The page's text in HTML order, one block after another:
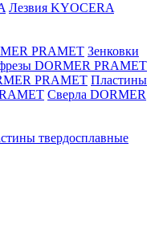
Лезвия KYOCERA
PRAMET Зенковки
DORMER PRAMET
PRAMET Пластины
Сверла DORMER
твердосплавные